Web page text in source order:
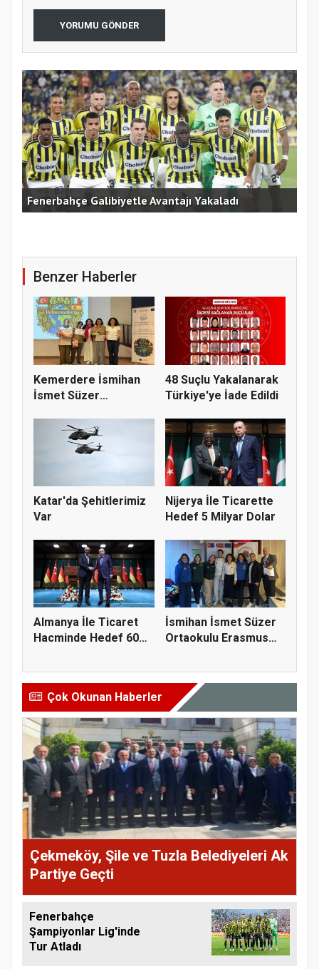
YORUMU GÖNDER
Fenerbahçe Galibiyetle Avantajı Yakaladı
Benzer Haberler
Kemerdere İsmihan
İsmet Süzer
48 Suçlu Yakalanarak
Türkiye'ye İade Edildi
Katar'da Şehitlerimiz
Var
Nijerya İle Ticarette
Hedef 5 Milyar Dolar
Almanya İle Ticaret
Hacminde Hedef 60
İsmihan İsmet Süzer
Ortaokulu Erasmus
Çok Okunan Haberler
Çekmeköy, Şile ve Tuzla Belediyeleri Ak
Partiye Geçti
Fenerbahçe
Şampiyonlar Lig'inde
Tur Atladı